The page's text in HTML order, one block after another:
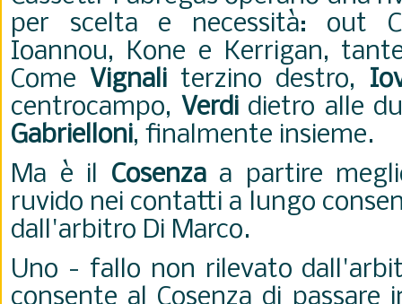
per scelta e necessità: out
Ioannou, Kone e Kerrigan,
Come Vignali terzino destro,
centrocampo, Verdidietro alle
Gabrielloni, finalmente insieme.
Ma è il Cosenzaa partire
ruvido nei contatti a lungo
dall'arbitro Di Marco.
Uno - fallo non rilevato
consente al Cosenza di passare